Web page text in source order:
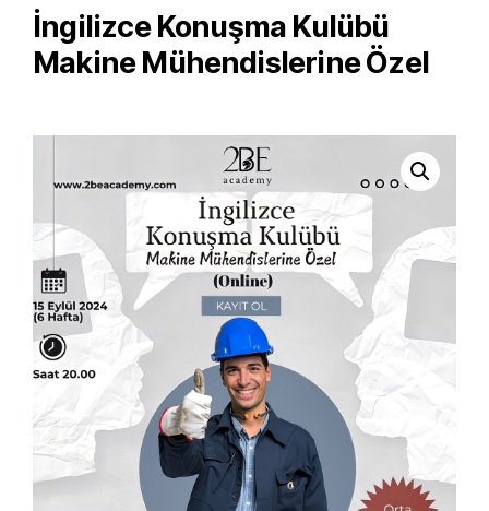
İngilizce Konuşma Kulübü
Makine Mühendislerine Özel